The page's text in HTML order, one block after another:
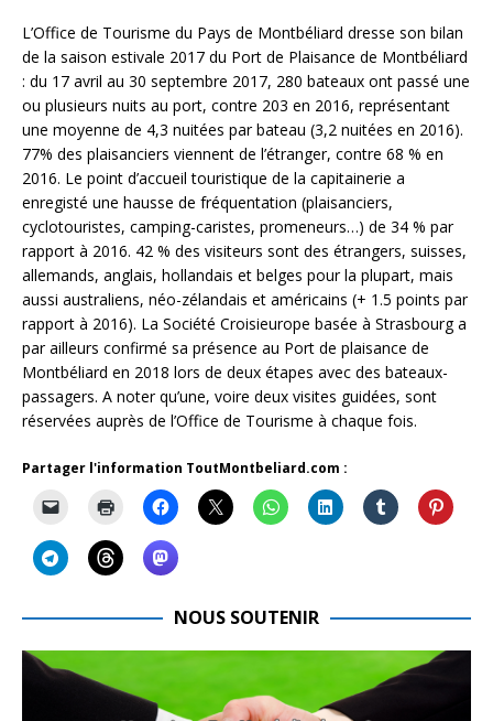
L’Office de Tourisme du Pays de Montbéliard dresse son bilan
de la saison estivale 2017 du Port de Plaisance de Montbéliard
: du 17 avril au 30 septembre 2017, 280 bateaux ont passé une
ou plusieurs nuits au port, contre 203 en 2016, représentant
une moyenne de 4,3 nuitées par bateau (3,2 nuitées en 2016).
77% des plaisanciers viennent de l’étranger, contre 68 % en
2016. Le point d’accueil touristique de la capitainerie a
enregisté une hausse de fréquentation (plaisanciers,
cyclotouristes, camping-caristes, promeneurs…) de 34 % par
rapport à 2016. 42 % des visiteurs sont des étrangers, suisses,
allemands, anglais, hollandais et belges pour la plupart, mais
aussi australiens, néo-zélandais et américains (+ 1.5 points par
rapport à 2016). La Société Croisieurope basée à Strasbourg a
par ailleurs confirmé sa présence au Port de plaisance de
Montbéliard en 2018 lors de deux étapes avec des bateaux-
passagers. A noter qu’une, voire deux visites guidées, sont
réservées auprès de l’Office de Tourisme à chaque fois.
Partager l'information ToutMontbeliard.com :
NOUS SOUTENIR